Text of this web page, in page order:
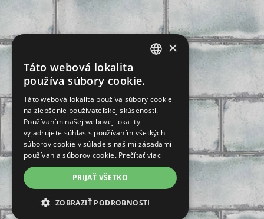
GERMAN
ENGLISH
FRENCH
×
Táto webová lokalita
používa súbory cookie.
Táto webová lokalita používa súbory cookie
na zlepšenie používateľskej skúsenosti.
Používaním našej webovej lokality
vyjadrujete súhlas s používaním všetkých
súborov cookie v súlade s našimi zásadami
používania súborov cookie. Prečítať viac
PRIJAŤ VŠETKO
ZOBRAZIŤ PODROBNOSTI